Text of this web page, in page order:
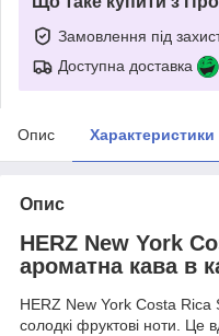
Замовлення під
Доступна доставка
Опис Характеристики
Опис
HERZ New York
ароматна кава в
HERZ New York Costa Rica
солодкі фруктові ноти. Це